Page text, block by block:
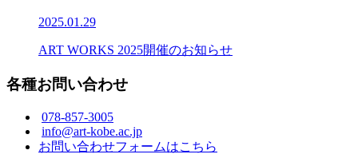
2025.01.29
ART WORKS 2025開催のお知らせ
各種お問い合わせ
078-857-3005
info@art-kobe.ac.jp
お問い合わせフォームはこちら